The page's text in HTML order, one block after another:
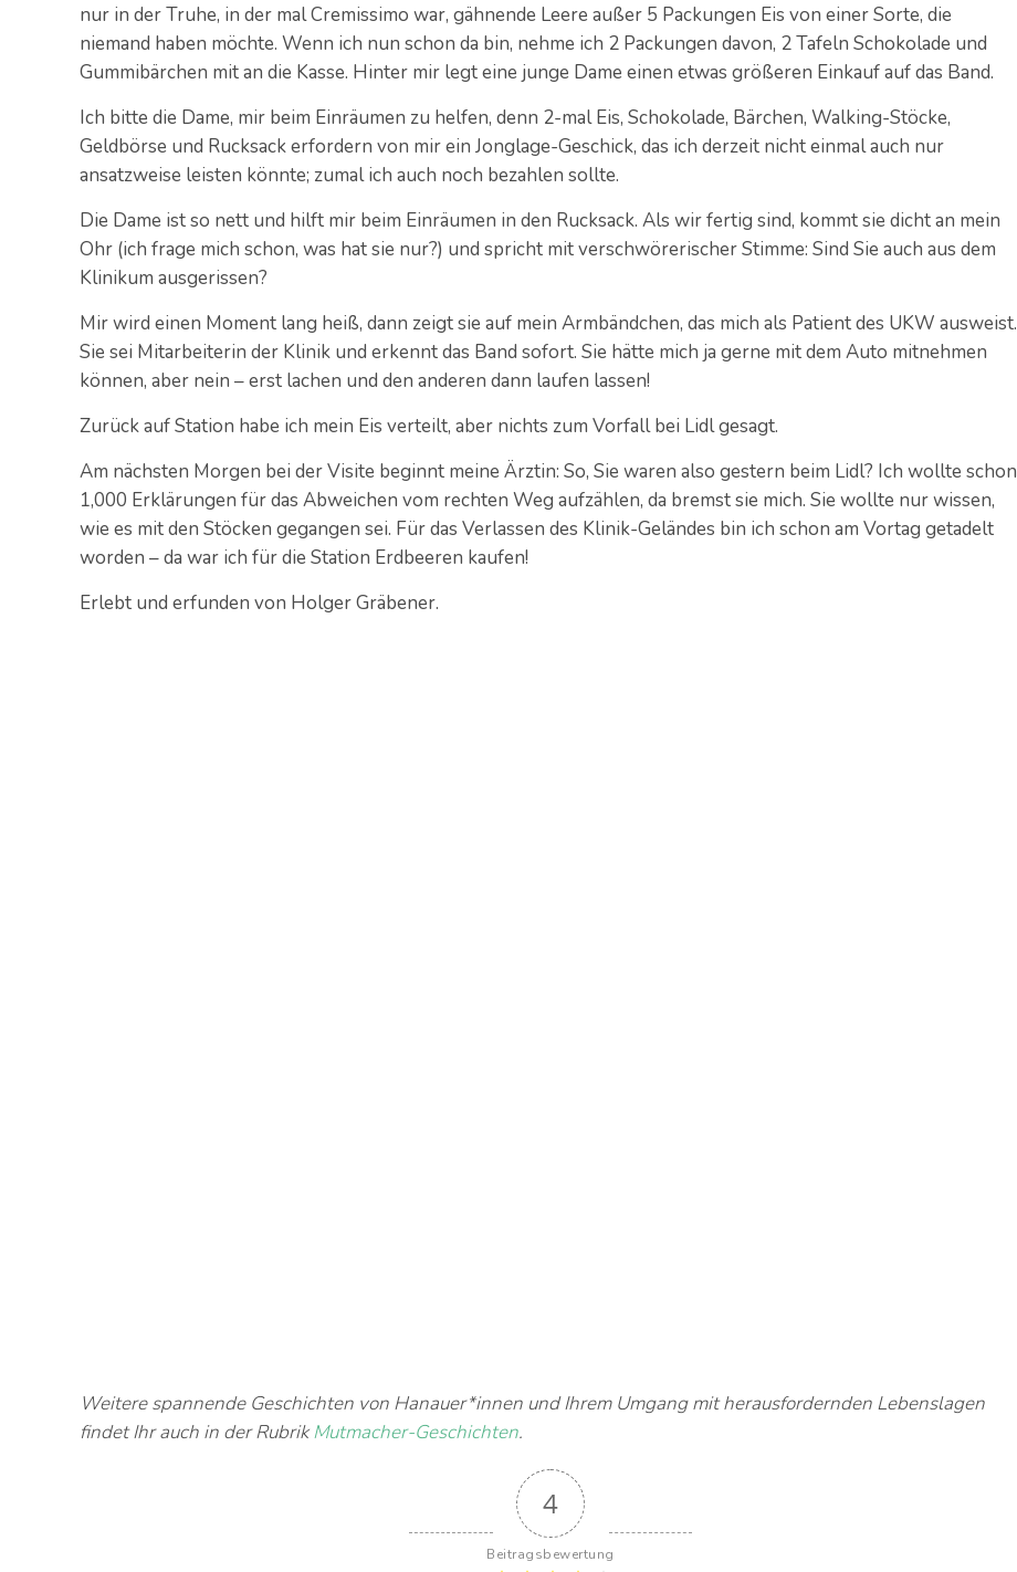
nur in der Truhe, in der mal Cremissimo war, gähnende Leere außer 5 Packungen Eis von einer Sorte, die
niemand haben möchte. Wenn ich nun schon da bin, nehme ich 2 Packungen davon, 2 Tafeln Schokolade und
Gummibärchen mit an die Kasse. Hinter mir legt eine junge Dame einen etwas größeren Einkauf auf das Band.
Ich bitte die Dame, mir beim Einräumen zu helfen, denn 2-mal Eis, Schokolade, Bärchen, Walking-Stöcke,
Geldbörse und Rucksack erfordern von mir ein Jonglage-Geschick, das ich derzeit nicht einmal auch nur
ansatzweise leisten könnte; zumal ich auch noch bezahlen sollte.
Die Dame ist so nett und hilft mir beim Einräumen in den Rucksack. Als wir fertig sind, kommt sie dicht an mein
Ohr (ich frage mich schon, was hat sie nur?) und spricht mit verschwörerischer Stimme: Sind Sie auch aus dem
Klinikum ausgerissen?
Mir wird einen Moment lang heiß, dann zeigt sie auf mein Armbändchen, das mich als Patient des UKW ausweist.
Sie sei Mitarbeiterin der Klinik und erkennt das Band sofort. Sie hätte mich ja gerne mit dem Auto mitnehmen
können, aber nein – erst lachen und den anderen dann laufen lassen!
Zurück auf Station habe ich mein Eis verteilt, aber nichts zum Vorfall bei Lidl gesagt.
Am nächsten Morgen bei der Visite beginnt meine Ärztin: So, Sie waren also gestern beim Lidl? Ich wollte schon
1,000 Erklärungen für das Abweichen vom rechten Weg aufzählen, da bremst sie mich. Sie wollte nur wissen,
wie es mit den Stöcken gegangen sei. Für das Verlassen des Klinik-Geländes bin ich schon am Vortag getadelt
worden – da war ich für die Station Erdbeeren kaufen!
Erlebt und erfunden von Holger Gräbener.
Weitere spannende Geschichten von Hanauer*innen und Ihrem Umgang mit herausfordernden Lebenslagen
findet Ihr auch in der RubrikMutmacher-Geschichten.
4
Beitragsbewertung